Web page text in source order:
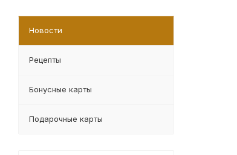
Новости
Рецепты
Бонусные карты
Подарочные карты